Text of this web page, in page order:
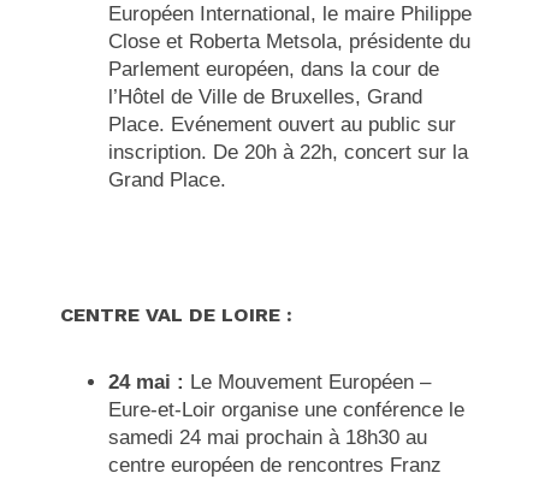
Européen International, le maire Philippe
Close et Roberta Metsola, présidente du
Parlement européen, dans la cour de
l’Hôtel de Ville de Bruxelles, Grand
Place. Evénement ouvert au public sur
inscription. De 20h à 22h, concert sur la
Grand Place.
CENTRE VAL DE LOIRE :
24 mai : Le Mouvement Européen –
Eure-et-Loir organise une conférence le
samedi 24 mai prochain à 18h30 au
centre européen de rencontres Franz